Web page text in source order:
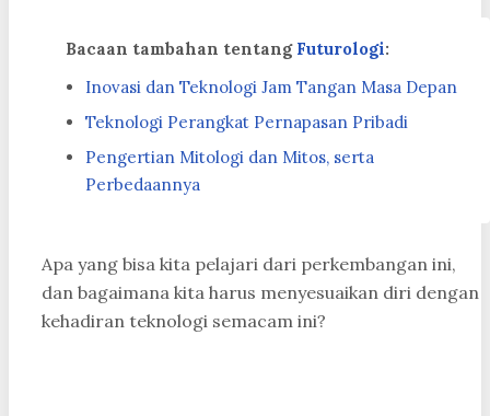
Bacaan tambahan tentang Futurologi:
Inovasi dan Teknologi Jam Tangan Masa Depan
Teknologi Perangkat Pernapasan Pribadi
Pengertian Mitologi dan Mitos, serta
Perbedaannya
Apa yang bisa kita pelajari dari perkembangan ini,
dan bagaimana kita harus menyesuaikan diri dengan
kehadiran teknologi semacam ini?